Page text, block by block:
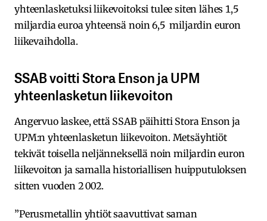
yhteenlasketuksi liikevoitoksi tulee siten lähes 1,5
miljardia euroa yhteensä noin 6,5 miljardin euron
liikevaihdolla.
SSAB voitti Stora Enson ja UPM
yhteenlasketun liikevoiton
Angervuo laskee, että SSAB päihitti Stora Enson ja
UPM:n yhteenlasketun liikevoiton. Metsäyhtiöt
tekivät toisella neljänneksellä noin miljardin euron
liikevoiton ja samalla historiallisen huipputuloksen
sitten vuoden 2 002.
”Perusmetallin yhtiöt saavuttivat saman